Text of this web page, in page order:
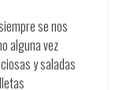
se nos
alguna vez
y saladas